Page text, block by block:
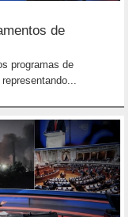
de
programas de